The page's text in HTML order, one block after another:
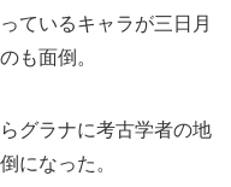
ているキャラが三日月
も面倒。
グラナに考古学者の地
になった。